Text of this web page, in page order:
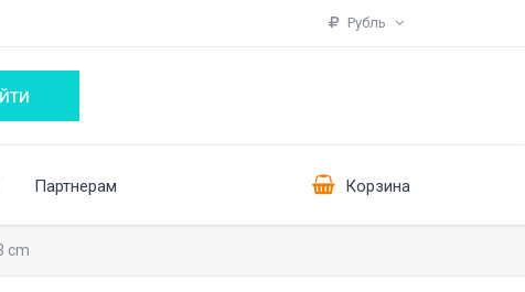
Рубль
Партнерам Корзина
cm